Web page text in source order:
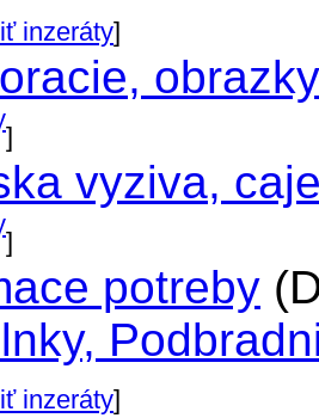
inzeráty]
obrazky
]
vyziva,
]
potreby
inzeráty]